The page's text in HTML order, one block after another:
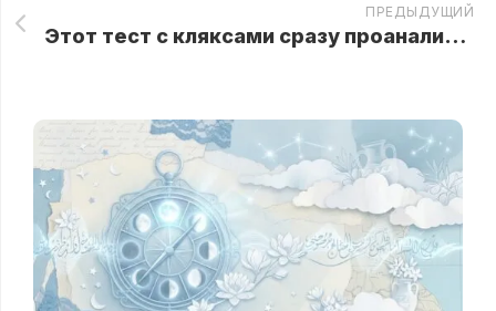
ПРЕДЫДУЩИЙ
Этот тест с кляксами сразу проанализирует вас